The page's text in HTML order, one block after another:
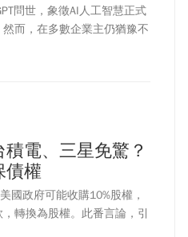
構K-pop女團的爆紅與操
始指出，這是Netflix對迪士
問世，象徵AI人工智慧正式
而，在多數企業主仍猶豫不
顛覆未來的科技變局，果斷
電、三星免驚？
債權
國政府可能收購10%股權，
轉換為股權。此番言論，引
晶片法案補助的半導體企